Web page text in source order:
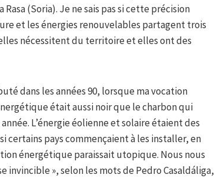
(Soria). Je ne sais pas si cette précision
et les énergies renouvelables partagent trois
nécessitent du territoire et elles ont des
dans les années 90, lorsque ma vocation
était aussi noir que le charbon qui
L’énergie éolienne et solaire étaient des
certains pays commençaient à les installer, en
énergétique paraissait utopique. Nous nous
invincible », selon les mots de Pedro Casaldáliga,